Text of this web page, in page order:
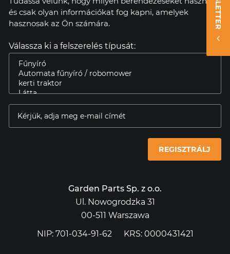
és csak olyan információkat fog kapni, amelyek
hasznosak az Ön számára.
Válassza ki a felszerelés típusát:
REGISZTRÁLJ
Garden Parts Sp. z o.o.
Ul. Nowogrodzka 31
00-511 Warszawa
NIP: 701-034-91-62
KRS: 0000431421